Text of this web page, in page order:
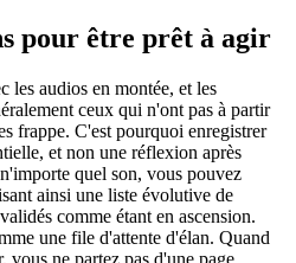
pour être prêt à agir
les audios en montée, et les
ceux qui n'ont pas à partir
frappe. C'est pourquoi enregistrer
et non une réflexion après
quel son, vous pouvez
ainsi une liste évolutive de
comme étant en ascension.
une file d'attente d'élan. Quand
ne partez pas d'une page